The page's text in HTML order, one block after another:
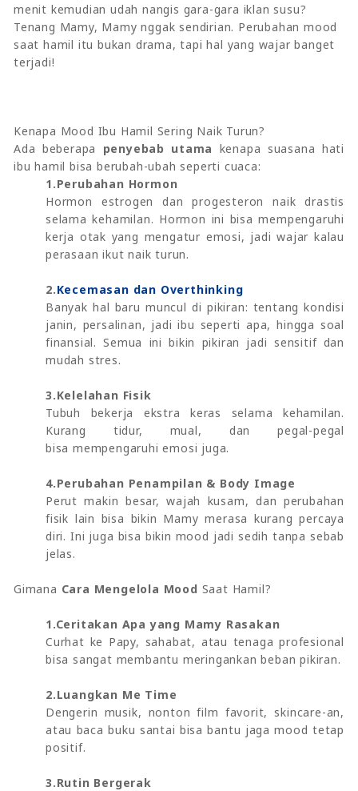
menit kemudian udah nangis gara-gara iklan susu?
Tenang Mamy, Mamy nggak sendirian. Perubahan mood
saat hamil itu bukan drama, tapi hal yang wajar banget
terjadi!
Kenapa Mood Ibu Hamil Sering Naik Turun?
Ada beberapa penyebab utama kenapa suasana hati
ibu hamil bisa berubah-ubah seperti cuaca:
1.Perubahan Hormon
Hormon estrogen dan progesteron naik drastis
selama kehamilan. Hormon ini bisa mempengaruhi
kerja otak yang mengatur emosi, jadi wajar kalau
perasaan ikut naik turun.
2.Kecemasan dan Overthinking
Banyak hal baru muncul di pikiran: tentang kondisi
janin, persalinan, jadi ibu seperti apa, hingga soal
finansial. Semua ini bikin pikiran jadi sensitif dan
mudah stres.
3.Kelelahan Fisik
Tubuh bekerja ekstra keras selama kehamilan.
Kurang tidur, mual, dan pegal-pegal
bisa mempengaruhi emosi juga.
4.Perubahan Penampilan & Body Image
Perut makin besar, wajah kusam, dan perubahan
fisik lain bisa bikin Mamy merasa kurang percaya
diri. Ini juga bisa bikin mood jadi sedih tanpa sebab
jelas.
Gimana Cara Mengelola Mood Saat Hamil?
1.Ceritakan Apa yang Mamy Rasakan
Curhat ke Papy, sahabat, atau tenaga profesional
bisa sangat membantu meringankan beban pikiran.
2.Luangkan Me Time
Dengerin musik, nonton film favorit, skincare-an,
atau baca buku santai bisa bantu jaga mood tetap
positif.
3.Rutin Bergerak